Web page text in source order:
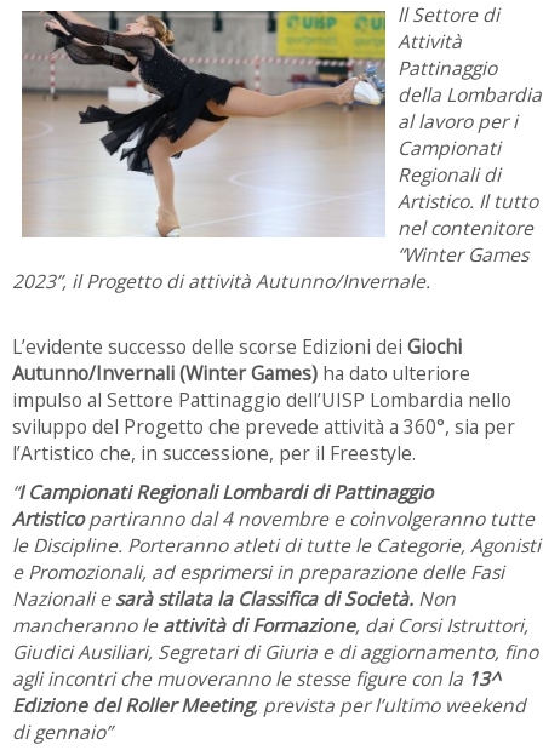
ll Settore di
Attività
Pattinaggio
della Lombardia
al lavoro per i
Campionati
Regionali di
Artistico. Il tutto
nel contenitore
“Winter Games
2023”, il Progetto di attività Autunno/Invernale.
L’evidente successo delle scorse Edizioni dei Giochi
Autunno/Invernali (Winter Games) ha dato ulteriore
impulso al Settore Pattinaggio dell’UISP Lombardia nello
sviluppo del Progetto che prevede attività a 360°, sia per
l’Artistico che, in successione, per il Freestyle.
“I Campionati Regionali Lombardi di Pattinaggio
Artisticopartiranno dal 4 novembre e coinvolgeranno tutte
le Discipline. Porteranno atleti di tutte le Categorie, Agonisti
e Promozionali, ad esprimersi in preparazione delle Fasi
Nazionali esarà stilata la Classifica di Società. Non
mancheranno leattività di Formazione, dai Corsi Istruttori,
Giudici Ausiliari, Segretari di Giuria e di aggiornamento, fino
agli incontri che muoveranno le stesse figure con la 13^
Edizione del Roller Meeting, prevista per l’ultimo weekend
di gennaio”